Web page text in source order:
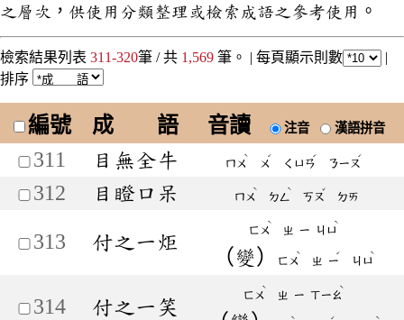
之層次，供使用分類整理或檢索成語之參考使用。
檢索結果列表 311-320筆 / 共 1,569 筆。 | 每頁顯示則數
|
排序
編號 成 語 音讀 注音 漢語拼音
311 目無全牛 ㄇㄨ
ˋ
ㄨ
ˊ
ㄑㄩㄢ
ˊ
ㄋㄧㄡ
ˊ
312 目瞪口呆 ㄇㄨ
ˋ
ㄉㄥ
ˋ
ㄎㄡ
ˇ
ㄉㄞ
313 付之一炬 ㄈㄨ
ˋ
ㄓ ㄧ ㄐㄩ
ˋ
（變） ㄈㄨ
ˋ
ㄓ ㄧ
ˊ
ㄐㄩ
ˋ
314 付之一笑 ㄈㄨ
ˋ
ㄓ ㄧ ㄒㄧㄠ
ˋ
ˋ ˊ ˋ